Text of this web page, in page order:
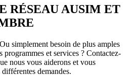
RÉSEAU AUSIM ET
simplement besoin de plus amples
et services ? Contactez-
nous vous aiderons et vous
demandes.